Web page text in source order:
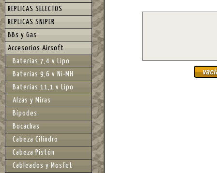
REPLICAS SELECTOS
REPLICAS SNIPER
BBs y Gas
Accesorios Airsoft
Baterías 7,4 v Lipo
Baterías 9,6 v Ni-MH
Baterías 11,1 v Lipo
Alzas y Miras
Bípodes
Bocachas
Cabeza Cilindro
Cabeza Pistón
Cableados y Mosfet